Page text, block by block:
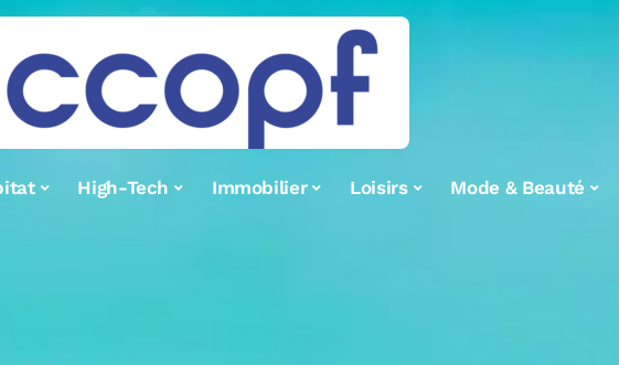
High-Tech Immobilier Loisirs Mode & Beauté